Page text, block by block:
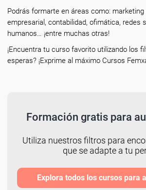
Podrás formarte en áreas como:
empresarial, contabilidad, ofimática, redes
humanos… ¡entre muchas otras!
¡Encuentra tu curso favorito utilizando los
esperas? ¡Exprime al máximo Cursos
Formación gratis para
Utiliza nuestros filtros para
que se adapte a tu
Explora todos los cursos para